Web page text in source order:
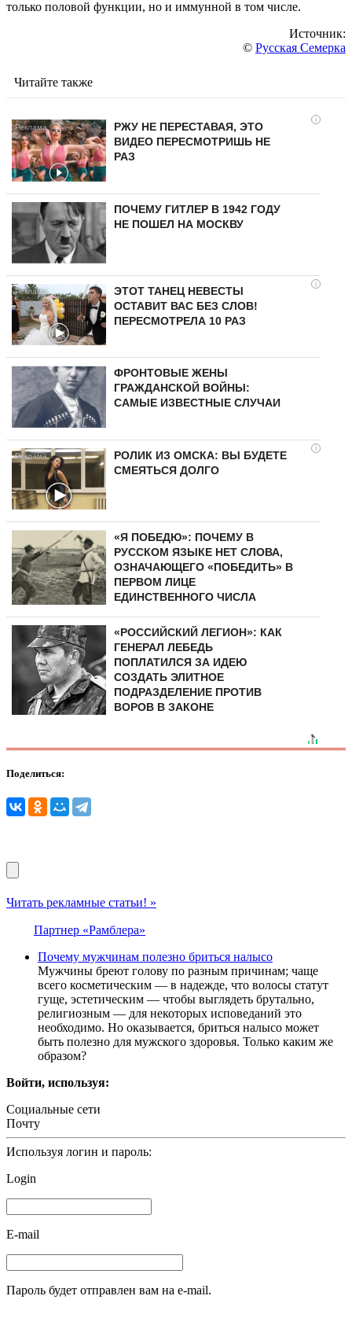
только половой функции, но и иммунной в том числе.
Источник:
© Русская Семерка
Читайте также
i
РЖУ НЕ ПЕРЕСТАВАЯ, ЭТО
ВИДЕО ПЕРЕСМОТРИШЬ НЕ
РАЗ
ПОЧЕМУ ГИТЛЕР В 1942 ГОДУ
НЕ ПОШЕЛ НА МОСКВУ
i
ЭТОТ ТАНЕЦ НЕВЕСТЫ
ОСТАВИТ ВАС БЕЗ СЛОВ!
ПЕРЕСМОТРЕЛА 10 РАЗ
ФРОНТОВЫЕ ЖЕНЫ
ГРАЖДАНСКОЙ ВОЙНЫ:
САМЫЕ ИЗВЕСТНЫЕ СЛУЧАИ
i
РОЛИК ИЗ ОМСКА: ВЫ БУДЕТЕ
СМЕЯТЬСЯ ДОЛГО
«Я ПОБЕДЮ»: ПОЧЕМУ В
РУССКОМ ЯЗЫКЕ НЕТ СЛОВА,
ОЗНАЧАЮЩЕГО «ПОБЕДИТЬ» В
ПЕРВОМ ЛИЦЕ
ЕДИНСТВЕННОГО ЧИСЛА
«РОССИЙСКИЙ ЛЕГИОН»: КАК
ГЕНЕРАЛ ЛЕБЕДЬ
ПОПЛАТИЛСЯ ЗА ИДЕЮ
СОЗДАТЬ ЭЛИТНОЕ
ПОДРАЗДЕЛЕНИЕ ПРОТИВ
ВОРОВ В ЗАКОНЕ
Поделиться:
Читать рекламные статьи! »
Партнер «Рамблера»
Почему мужчинам полезно бриться налысо
Мужчины бреют голову по разным причинам; чаще
всего косметическим — в надежде, что волосы статут
гуще, эстетическим — чтобы выглядеть брутально,
религиозным — для некоторых исповеданий это
необходимо. Но оказывается, бриться налысо может
быть полезно для мужского здоровья. Только каким же
образом?
Войти, используя:
Социальные сети
Почту
Используя логин и пароль:
Login
E-mail
Пароль будет отправлен вам на e-mail.